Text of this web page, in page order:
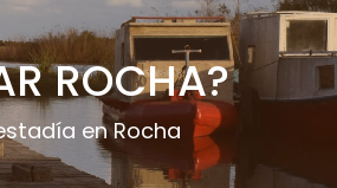
ROCHA?
en Rocha